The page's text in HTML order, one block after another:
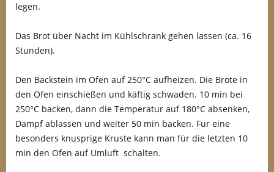
legen.
Das Brot über Nacht im Kühlschrank gehen lassen (ca. 16
Stunden).
Den Backstein im Ofen auf 250°C aufheizen. Die Brote in
den Ofen einschießen und käftig schwaden. 10 min bei
250°C backen, dann die Temperatur auf 180°C absenken,
Dampf ablassen und weiter 50 min backen. Für eine
besonders knusprige Kruste kann man für die letzten 10
min den Ofen auf Umluft schalten.